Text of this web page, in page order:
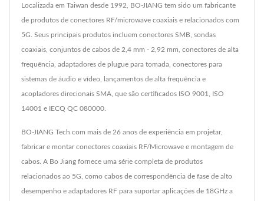
Localizada em Taiwan desde 1992, BO-JIANG tem sido um fabricante
de produtos de conectores RF/microwave coaxiais e relacionados com
5G. Seus principais produtos incluem conectores SMB, sondas
coaxiais, conjuntos de cabos de 2,4 mm - 2,92 mm, conectores de alta
frequência, adaptadores de plugue para tomada, conectores para
sistemas de áudio e vídeo, lançamentos de alta frequência e
acopladores direcionais SMA, que são certificados ISO 9001, ISO
14001 e IECQ QC 080000.
BO-JIANG Tech com mais de 26 anos de experiência em projetar,
fabricar e montar conectores coaxiais RF/Microwave e montagem de
cabos. A Bo Jiang fornece uma série completa de produtos
relacionados ao 5G, como cabos de correspondência de fase de alto
desempenho e adaptadores RF para suportar aplicações de 18GHz a